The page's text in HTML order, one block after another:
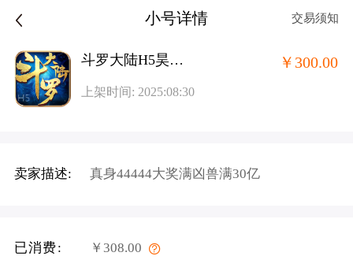
小号详情 交易须知
斗罗大陆H5昊天服-5
上架时间: 2025:08:30
￥300.00
卖家描述: 真身44444大奖满凶兽满30亿
已消费: ￥308.00